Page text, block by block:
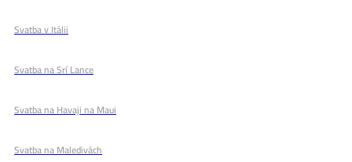
Svatba v Itálii
Svatba na Srí Lance
Svatba na Havaji na Maui
Svatba na Maledivách